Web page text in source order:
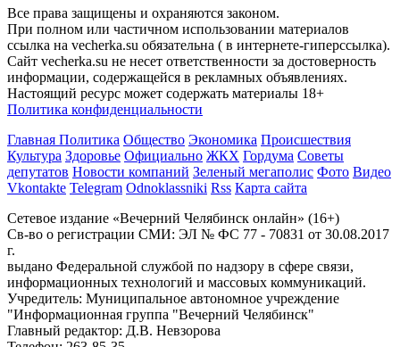
Все права защищены и охраняются законом.
При полном или частичном использовании материалов
ссылка на vecherka.su обязательна ( в интернете-гиперссылка).
Сайт vecherka.su не несет ответственности за достоверность
информации, содержащейся в рекламных объявлениях.
Настоящий ресурс может содержать материалы 18+
Политика конфиденциальности
Главная Политика Общество Экономика Происшествия
Культура Здоровье Официально ЖКХ Гордума Советы
депутатов Новости компаний Зеленый мегаполис Фото Видео
Vkontakte Telegram Odnoklassniki Rss Карта сайта
Сетевое издание «Вечерний Челябинск онлайн» (16+)
Cв-во о регистрации СМИ: ЭЛ № ФС 77 - 70831 от 30.08.2017
г.
выдано Федеральной службой по надзору в сфере связи,
информационных технологий и массовых коммуникаций.
Учредитель: Муниципальное автономное учреждение
"Информационная группа "Вечерний Челябинск"
Главный редактор: Д.В. Невзорова